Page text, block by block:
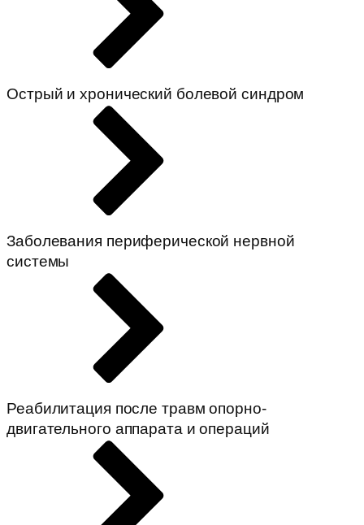
Острый и хронический болевой синдром
Заболевания периферической нервной
системы
Реабилитация после травм опорно-
двигательного аппарата и операций